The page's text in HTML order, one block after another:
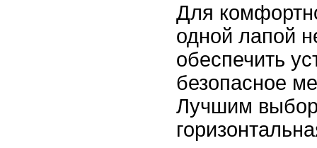
Для
одной лапой
обеспечить
безопасное
Лучшим